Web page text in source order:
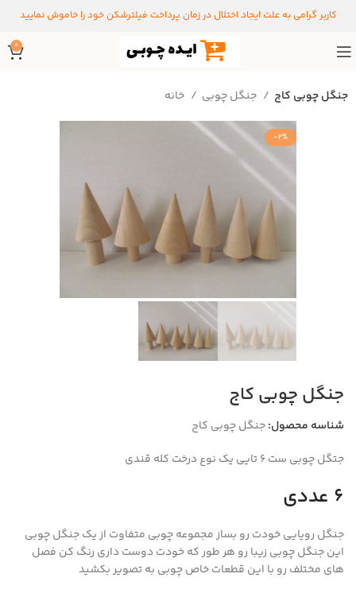
کاربر گرامی به علت ایجاد اختلال در زمان پرداخت فیلترشکن خود را خاموش نمایید
0
خانه جنگل چوبی جنگل چوبی کاج
-2%
جنگل چوبی کاج
شناسه محصول:جنگل چوبی کاج
جتگل چوبی ست ۶ تایی یک نوع درخت کله قندی
۶ عددی
جنگل رویایی خودت رو بساز مجموعه چوبی متفاوت از یک جنگل چوبی
این جنگل چوبی زیبا رو هر طور که خودت دوست داری رنگ کن فصل
های مختلف رو با این قطعات خاص چوبی به تصویر بکشید